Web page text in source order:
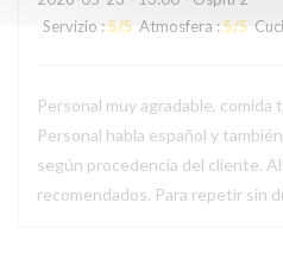
Servizio :5/5 Atmosfera :5/5
Personal muy agradable, comida
Personal habla español y
según procedencia del cliente.
recomendados. Para repetir sin